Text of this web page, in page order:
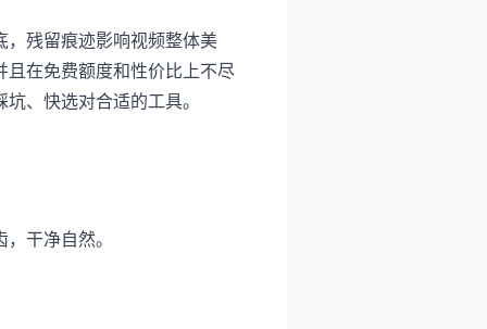
，残留痕迹影响视频整体美
在免费额度和性价比上不尽
、快选对合适的工具。
干净自然。